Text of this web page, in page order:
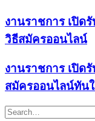
งานราชการ เปิด
วิธีสมัครออนไลน์
งานราชการ เปิด
สมัครออนไลน์ทัน
Search